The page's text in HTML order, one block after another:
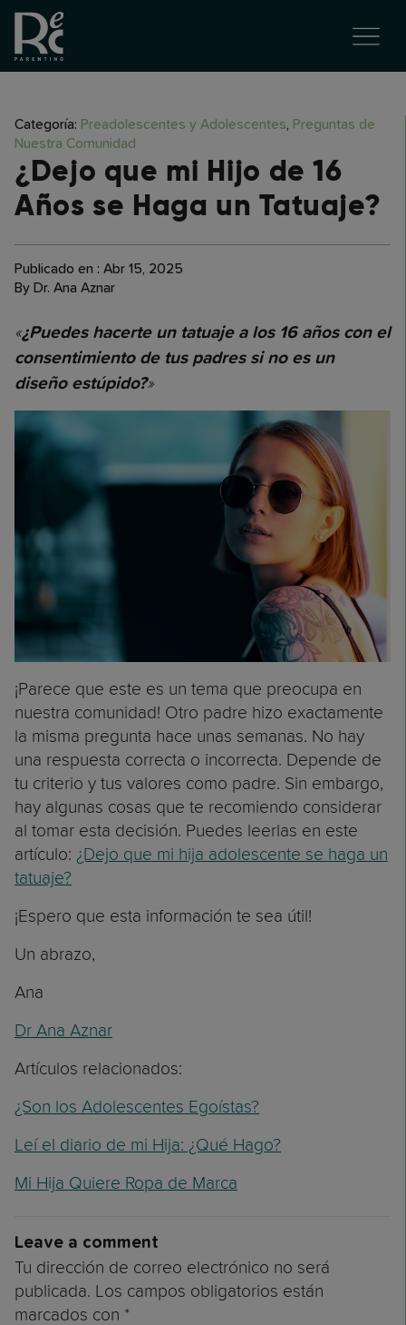
Categoría: Preadolescentes y Adolescentes, Preguntas de
Nuestra Comunidad
¿Dejo que mi Hijo de 16
Años se Haga un Tatuaje?
Publicado en : Abr 15, 2025
By Dr. Ana Aznar
«¿Puedes hacerte un tatuaje a los 16 años con el
consentimiento de tus padres si no es un
diseño estúpido?»
¡Parece que este es un tema que preocupa en
nuestra comunidad! Otro padre hizo exactamente
la misma pregunta hace unas semanas. No hay
una respuesta correcta o incorrecta. Depende de
tu criterio y tus valores como padre. Sin embargo,
hay algunas cosas que te recomiendo considerar
al tomar esta decisión. Puedes leerlas en este
artículo: ¿Dejo que mi hija adolescente se haga un
tatuaje?
¡Espero que esta información te sea útil!
Un abrazo,
Ana
Dr Ana Aznar
Artículos relacionados:
¿Son los Adolescentes Egoístas?
Leí el diario de mi Hija: ¿Qué Hago?
Mi Hija Quiere Ropa de Marca
Leave a comment
Tu dirección de correo electrónico no será
publicada. Los campos obligatorios están
marcados con *